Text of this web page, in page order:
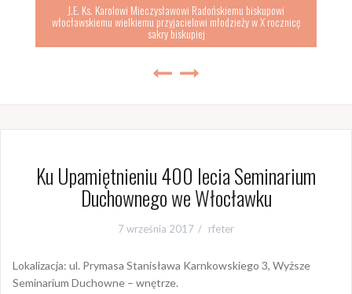
J.E. Ks. Karolowi Mieczysławowi Radońskiemu biskupowi
włocławskiemu wielkiemu przyjacielowi młodzieży w X rocznicę
sakry biskupiej
Ku Upamiętnieniu 400 lecia Seminarium
Duchownego we Włocławku
7 września 2017 rfeter
Lokalizacja: ul. Prymasa Stanisława Karnkowskiego 3, Wyższe
Seminarium Duchowne – wnętrze.